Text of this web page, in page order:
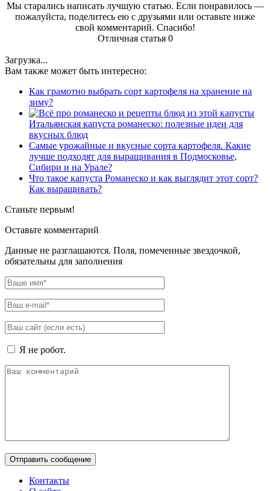
Мы старались написать лучшую статью. Если понравилось —
пожалуйста, поделитесь ею с друзьями или оставьте ниже
свой комментарий. Спасибо!
Отличная статья 0
Загрузка...
Вам также может быть интересно:
Как грамотно выбрать сорт картофеля на хранение на
зиму?
Итальянская капуста романеско: полезные идеи для
вкусных блюд
Самые урожайные и вкусные сорта картофеля. Какие
лучше подходят для выращивания в Подмосковье,
Сибири и на Урале?
Что такое капуста Романеско и как выглядит этот сорт?
Как выращивать?
Станьте первым!
Оставьте комментарий
Данные не разглашаются. Поля, помеченные звездочкой,
обязательны для заполнения
Я не робот.
Контакты